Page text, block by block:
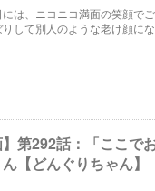
は、ニコニコ満面の笑顔で
して別人のような老け顔に
】第292話：「ここ
【どんぐりちゃん】